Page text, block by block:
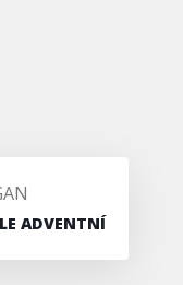
ADVENTNÍ